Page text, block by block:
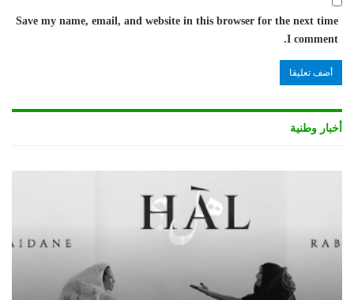
Save my name, email, and website in this browser for the next time
I comment.
أخبار وطنية